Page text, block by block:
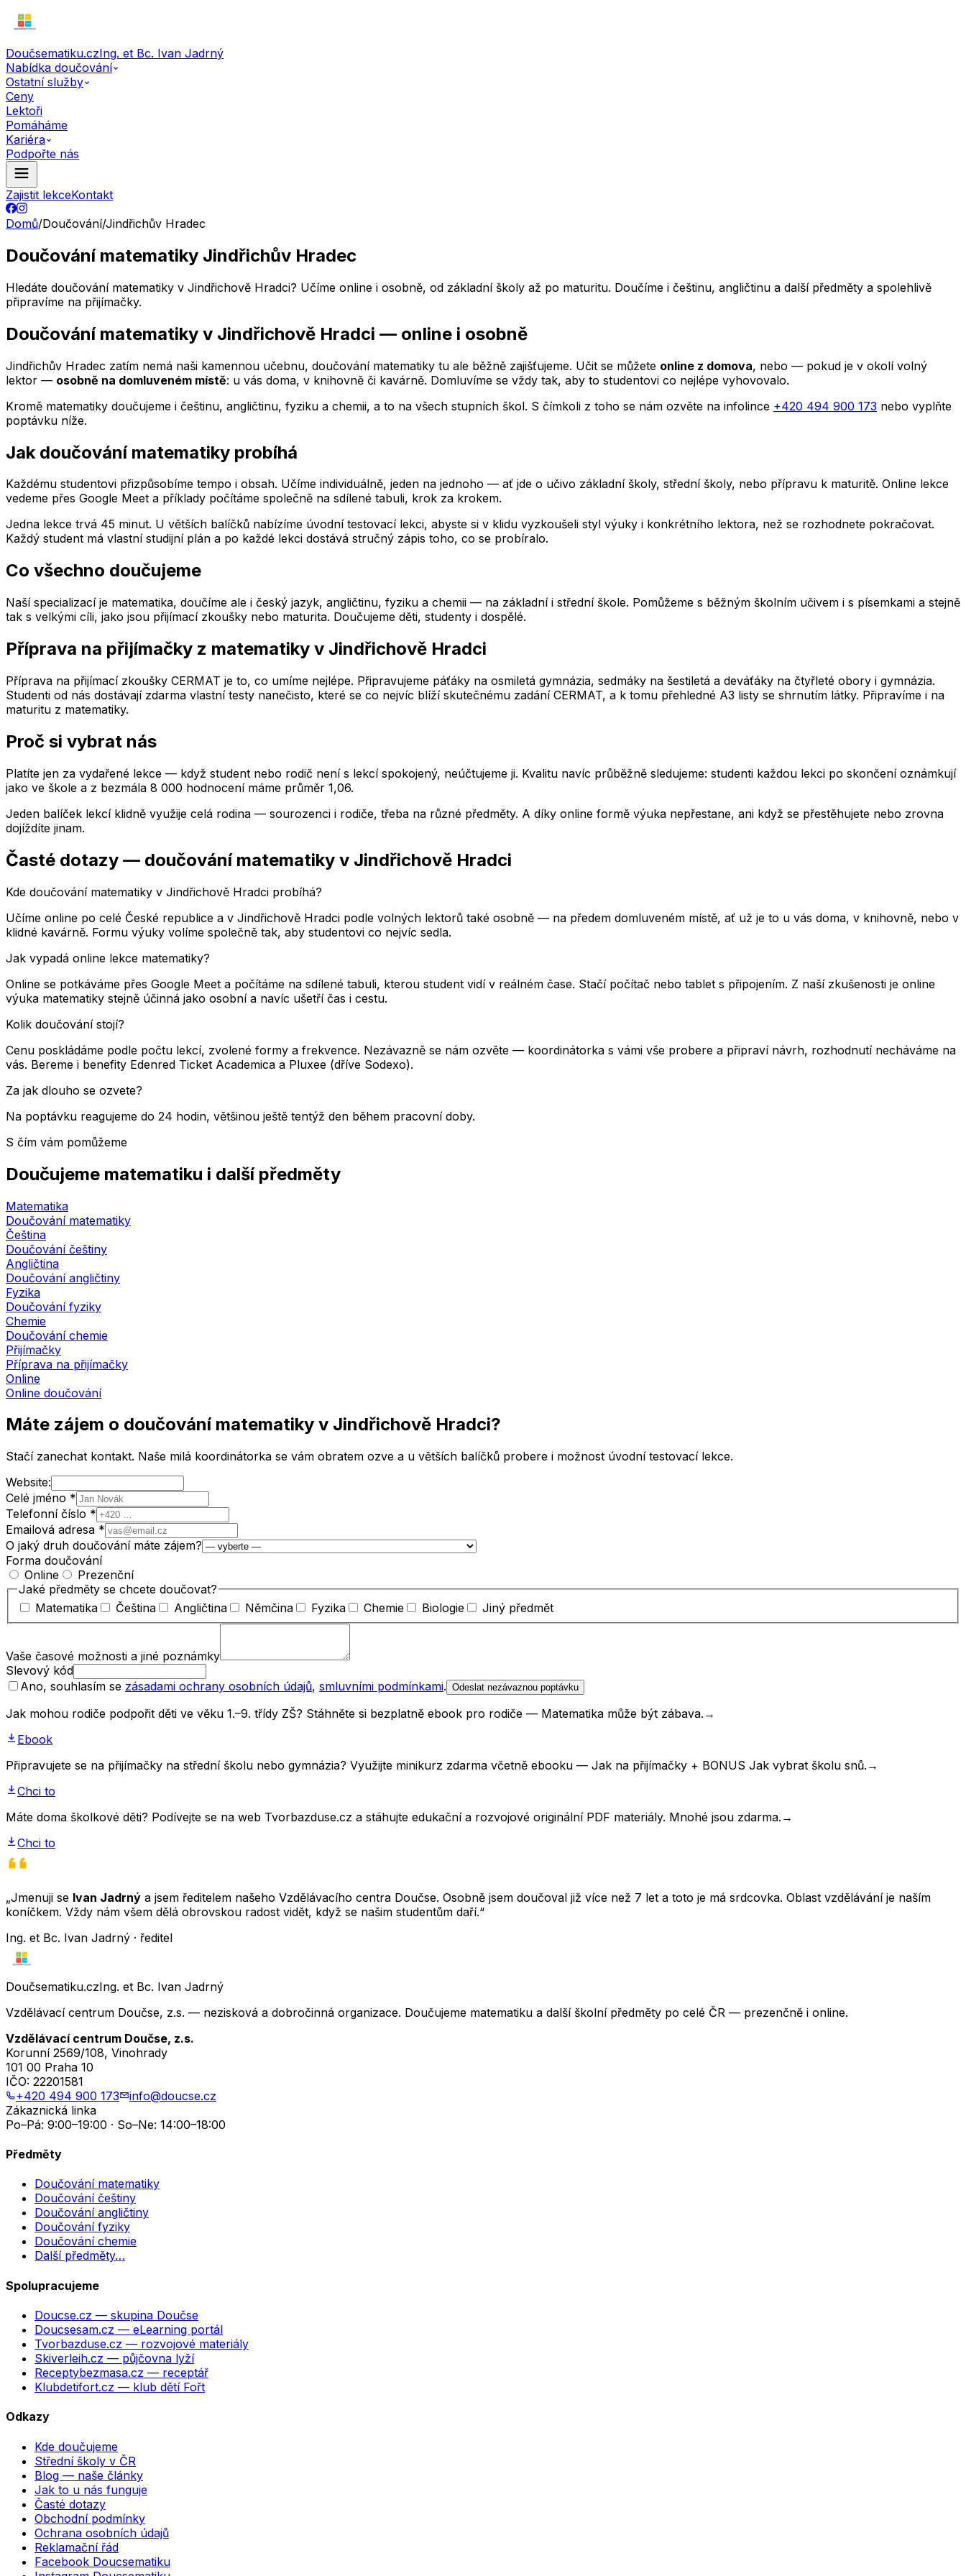
Doučsematiku.czIng. et Bc. Ivan Jadrný
Nabídka doučování
Ostatní služby
Ceny
Lektoři
Pomáháme
Kariéra
Podpořte nás
Zajistit lekceKontakt
Domů/Doučování/Jindřichův Hradec
Doučování matematiky Jindřichův Hradec
Hledáte doučování matematiky v Jindřichově Hradci? Učíme online i osobně, od základní školy až po maturitu. Doučíme i češtinu, angličtinu a další předměty a spolehlivě
připravíme na přijímačky.
Doučování matematiky v Jindřichově Hradci — online i osobně
Jindřichův Hradec zatím nemá naši kamennou učebnu, doučování matematiky tu ale běžně zajišťujeme. Učit se můžete online z domova, nebo — pokud je v okolí volný
lektor — osobně na domluveném místě: u vás doma, v knihovně či kavárně. Domluvíme se vždy tak, aby to studentovi co nejlépe vyhovovalo.
Kromě matematiky doučujeme i češtinu, angličtinu, fyziku a chemii, a to na všech stupních škol. S čímkoli z toho se nám ozvěte na infolince +420 494 900 173 nebo vyplňte
poptávku níže.
Jak doučování matematiky probíhá
Každému studentovi přizpůsobíme tempo i obsah. Učíme individuálně, jeden na jednoho — ať jde o učivo základní školy, střední školy, nebo přípravu k maturitě. Online lekce
vedeme přes Google Meet a příklady počítáme společně na sdílené tabuli, krok za krokem.
Jedna lekce trvá 45 minut. U větších balíčků nabízíme úvodní testovací lekci, abyste si v klidu vyzkoušeli styl výuky i konkrétního lektora, než se rozhodnete pokračovat.
Každý student má vlastní studijní plán a po každé lekci dostává stručný zápis toho, co se probíralo.
Co všechno doučujeme
Naší specializací je matematika, doučíme ale i český jazyk, angličtinu, fyziku a chemii — na základní i střední škole. Pomůžeme s běžným školním učivem i s písemkami a stejně
tak s velkými cíli, jako jsou přijímací zkoušky nebo maturita. Doučujeme děti, studenty i dospělé.
Příprava na přijímačky z matematiky v Jindřichově Hradci
Příprava na přijímací zkoušky CERMAT je to, co umíme nejlépe. Připravujeme páťáky na osmiletá gymnázia, sedmáky na šestiletá a deváťáky na čtyřleté obory i gymnázia.
Studenti od nás dostávají zdarma vlastní testy nanečisto, které se co nejvíc blíží skutečnému zadání CERMAT, a k tomu přehledné A3 listy se shrnutím látky. Připravíme i na
maturitu z matematiky.
Proč si vybrat nás
Platíte jen za vydařené lekce — když student nebo rodič není s lekcí spokojený, neúčtujeme ji. Kvalitu navíc průběžně sledujeme: studenti každou lekci po skončení oznámkují
jako ve škole a z bezmála 8 000 hodnocení máme průměr 1,06.
Jeden balíček lekcí klidně využije celá rodina — sourozenci i rodiče, třeba na různé předměty. A díky online formě výuka nepřestane, ani když se přestěhujete nebo zrovna
dojíždíte jinam.
Časté dotazy — doučování matematiky v Jindřichově Hradci
Kde doučování matematiky v Jindřichově Hradci probíhá?
Učíme online po celé České republice a v Jindřichově Hradci podle volných lektorů také osobně — na předem domluveném místě, ať už je to u vás doma, v knihovně, nebo v
klidné kavárně. Formu výuky volíme společně tak, aby studentovi co nejvíc sedla.
Jak vypadá online lekce matematiky?
Online se potkáváme přes Google Meet a počítáme na sdílené tabuli, kterou student vidí v reálném čase. Stačí počítač nebo tablet s připojením. Z naší zkušenosti je online
výuka matematiky stejně účinná jako osobní a navíc ušetří čas i cestu.
Kolik doučování stojí?
Cenu poskládáme podle počtu lekcí, zvolené formy a frekvence. Nezávazně se nám ozvěte — koordinátorka s vámi vše probere a připraví návrh, rozhodnutí necháváme na
vás. Bereme i benefity Edenred Ticket Academica a Pluxee (dříve Sodexo).
Za jak dlouho se ozvete?
Na poptávku reagujeme do 24 hodin, většinou ještě tentýž den během pracovní doby.
S čím vám pomůžeme
Doučujeme matematiku i další předměty
Matematika
Doučování matematiky
Čeština
Doučování češtiny
Angličtina
Doučování angličtiny
Fyzika
Doučování fyziky
Chemie
Doučování chemie
Přijímačky
Příprava na přijímačky
Online
Online doučování
Máte zájem o doučování matematiky v Jindřichově Hradci?
Stačí zanechat kontakt. Naše milá koordinátorka se vám obratem ozve a u větších balíčků probere i možnost úvodní testovací lekce.
Website:
Celé jméno *
Telefonní číslo *
Emailová adresa *
O jaký druh doučování máte zájem?
Forma doučování
Online
Prezenční
Jaké předměty se chcete doučovat?
Matematika
Čeština Angličtina Němčina Fyzika Chemie Biologie Jiný předmět
Vaše časové možnosti a jiné poznámky
Slevový kód
Ano, souhlasím se zásadami ochrany osobních údajů, smluvními podmínkami. Odeslat nezávaznou poptávku
Jak mohou rodiče podpořit děti ve věku 1.–9. třídy ZŠ? Stáhněte si bezplatně ebook pro rodiče — Matematika může být zábava. →
Ebook
Připravujete se na přijímačky na střední školu nebo gymnázia? Využijte minikurz zdarma včetně ebooku — Jak na přijímačky + BONUS Jak vybrat školu snů. →
Chci to
Máte doma školkové děti? Podívejte se na web Tvorbazduse.cz a stáhujte edukační a rozvojové originální PDF materiály. Mnohé jsou zdarma. →
Chci to
„Jmenuji se Ivan Jadrný a jsem ředitelem našeho Vzdělávacího centra Doučse. Osobně jsem doučoval již více než 7 let a toto je má srdcovka. Oblast vzdělávání je naším
koníčkem. Vždy nám všem dělá obrovskou radost vidět, když se našim studentům daří.“
Ing. et Bc. Ivan Jadrný · ředitel
Doučsematiku.czIng. et Bc. Ivan Jadrný
Vzdělávací centrum Doučse, z.s. — nezisková a dobročinná organizace. Doučujeme matematiku a další školní předměty po celé ČR — prezenčně i online.
Vzdělávací centrum Doučse, z.s.
Korunní 2569/108, Vinohrady
101 00 Praha 10
IČO: 22201581
+420 494 900 173
info@doucse.cz
Zákaznická linka
Po–Pá: 9:00–19:00 · So–Ne: 14:00–18:00
Předměty
Doučování matematiky
Doučování češtiny
Doučování angličtiny
Doučování fyziky
Doučování chemie
Další předměty…
Spolupracujeme
Doucse.cz — skupina Doučse
Doucsesam.cz — eLearning portál
Tvorbazduse.cz — rozvojové materiály
Skiverleih.cz — půjčovna lyží
Receptybezmasa.cz — receptář
Klubdetifort.cz — klub dětí Fořt
Odkazy
Kde doučujeme
Střední školy v ČR
Blog — naše články
Jak to u nás funguje
Časté dotazy
Obchodní podmínky
Ochrana osobních údajů
Reklamační řád
Facebook Doucsematiku